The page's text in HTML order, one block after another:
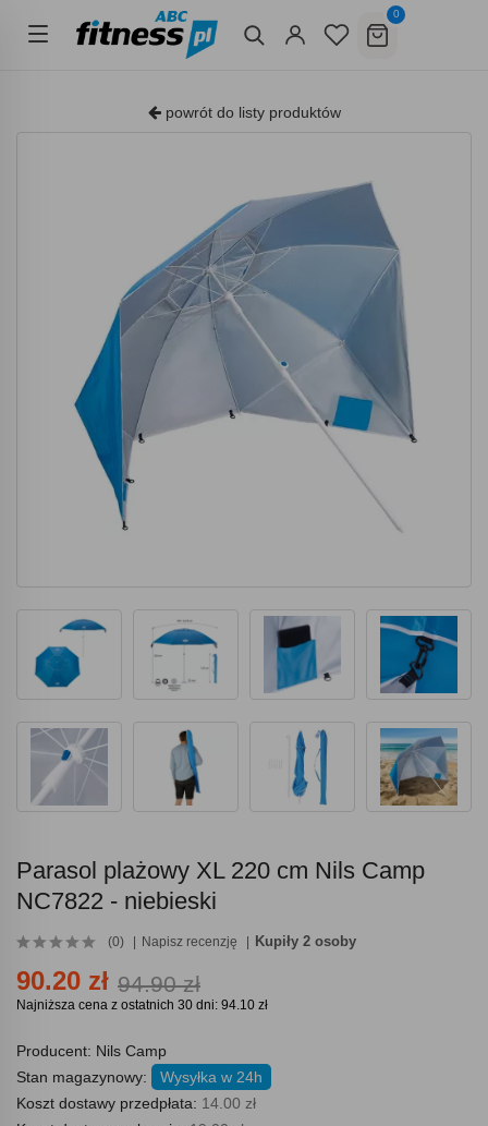
0
powrót do listy produktów
Parasol plażowy XL 220 cm Nils Camp
NC7822 - niebieski
(0) Napisz recenzję Kupiły 2 osoby
90.20 zł 94.90 zł
Najniższa cena z ostatnich 30 dni: 94.10 zł
Producent: Nils Camp
Stan magazynowy:
Wysyłka w 24h
Koszt dostawy przedpłata: 14.00 zł